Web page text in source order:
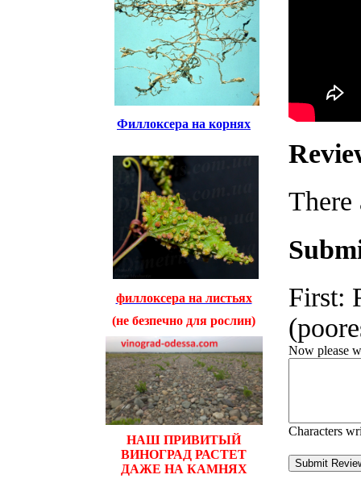
Филлоксера на корнях
филлоксера на листьях
(не безпечно для рослин)
НАШ ПРИВИТЫЙ
ВИНОГРАД РАСТЕТ
ДАЖЕ НА КАМНЯХ
There
First:
Now please
Characters